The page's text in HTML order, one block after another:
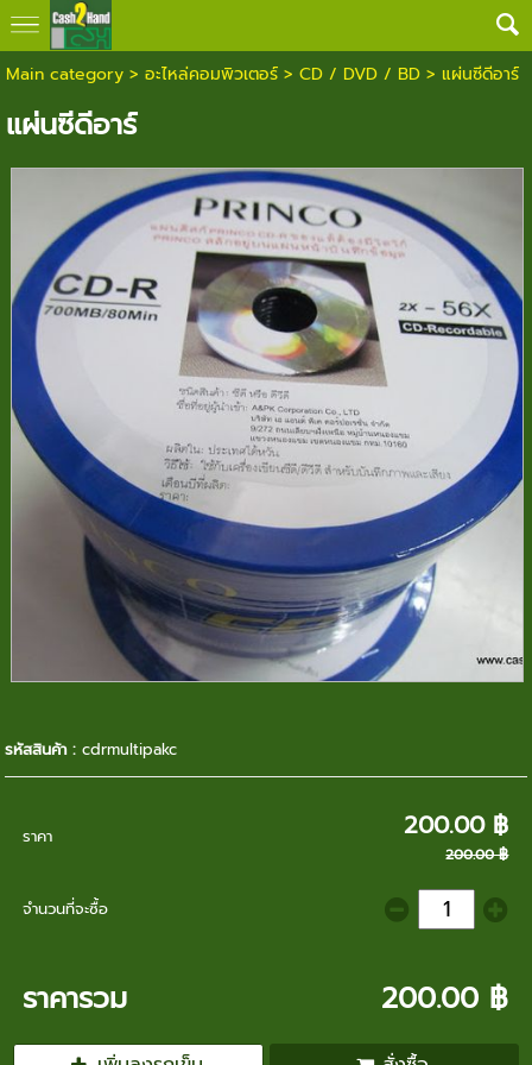
Main category> อะไหล่คอมพิวเตอร์> CD / DVD / BD> แผ่นซีดีอาร์
แผ่นซีดีอาร์
รหัสสินค้า :cdrmultipakc
ราคา 200.00 ฿
200.00 ฿
จำนวนที่จะซื้อ
ราคารวม 200.00 ฿